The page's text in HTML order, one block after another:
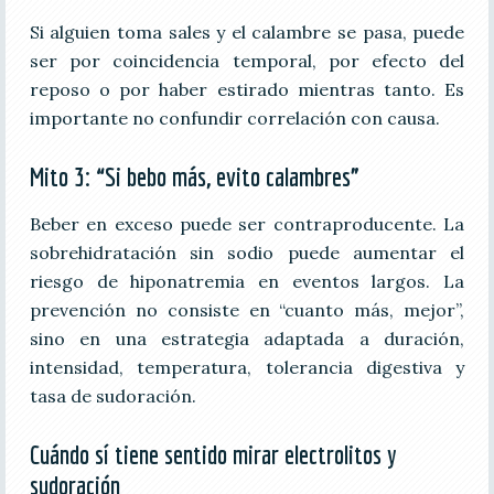
Si alguien toma sales y el calambre se pasa, puede
ser por coincidencia temporal, por efecto del
reposo o por haber estirado mientras tanto. Es
importante no confundir correlación con causa.
Mito 3: “Si bebo más, evito calambres”
Beber en exceso puede ser contraproducente. La
sobrehidratación sin sodio puede aumentar el
riesgo de hiponatremia en eventos largos. La
prevención no consiste en “cuanto más, mejor”,
sino en una estrategia adaptada a duración,
intensidad, temperatura, tolerancia digestiva y
tasa de sudoración.
Cuándo sí tiene sentido mirar electrolitos y
sudoración